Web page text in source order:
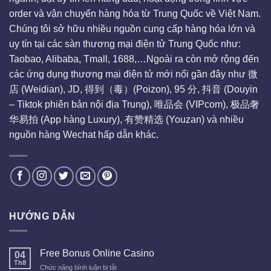
order và vận chuyển hàng hóa từ Trung Quốc về Việt Nam.
Chúng tôi sở hữu nhiều nguồn cung cấp hàng hóa lớn và
uy tín tại các sàn thương mại điện tử Trung Quốc như:
Taobao, Alibaba, Tmall, 1688,…Ngoài ra còn mở rộng đến
các ứng dụng thương mại điện tử mới nổi gần đây như 微
店 (Weidian), JD, 得到（毒）(Poizon), 95 分, 抖音 (Douyin
– Tiktok phiên bản nội địa Trung), 唯品会 (VIPcom), 极品奢
华易拍 (App hàng Luxury), 有赞精选 (Youzan) và nhiều
nguồn hàng Wechat hấp dẫn khác.
HƯỚNG DẪN
04
Th8
Free Bonus Online Casino
Chức năng bình luận bị tắtở